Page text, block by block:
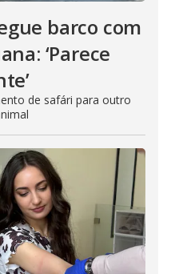
barco com
‘Parece
de safári para outro